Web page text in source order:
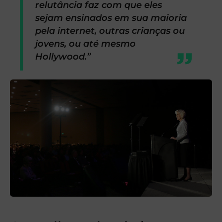
relutância faz com que eles
sejam ensinados em sua maioria
pela internet, outras crianças ou
jovens, ou até mesmo
Hollywood.”